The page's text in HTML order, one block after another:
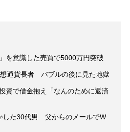
を意識した売買で5000万円突破
通貨長者 バブルの後に見た地獄
資で借金抱え「なんのために返済
した30代男 父からのメールでW